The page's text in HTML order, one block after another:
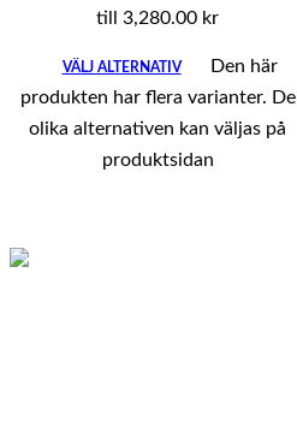
till 3,280.00 kr
VÄLJ ALTERNATIV
Den här
produkten har flera varianter. De
olika alternativen kan väljas på
produktsidan